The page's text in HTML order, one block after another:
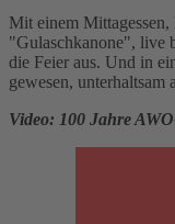
Mit einem Mittagessen,
"Gulaschkanone", live
die Feier aus. Und in
gewesen,
Video: 100 Jahre